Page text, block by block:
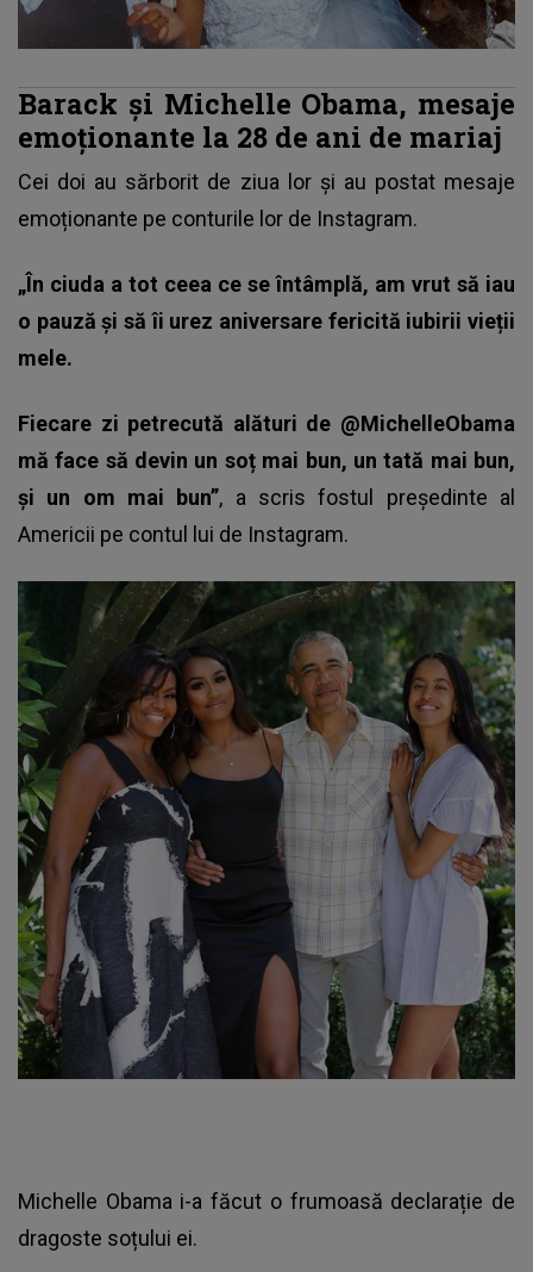
Barack și Michelle Obama, mesaje
emoționante la 28 de ani de mariaj
Cei doi au sărborit de ziua lor și au postat mesaje
emoționante pe conturile lor de Instagram.
„În ciuda a tot ceea ce se întâmplă, am vrut să iau
o pauză și să îi urez aniversare fericită iubirii vieții
mele.
Fiecare zi petrecută alături de @MichelleObama
mă face să devin un soț mai bun, un tată mai bun,
și un om mai bun”, a scris fostul președinte al
Americii pe contul lui de Instagram.
Michelle Obama i-a făcut o frumoasă declarație de
dragoste soțului ei.